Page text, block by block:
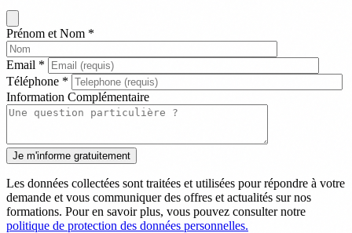
Prénom et Nom *
Email *
Téléphone *
Information Complémentaire
Les données collectées sont traitées et utilisées pour répondre à votre
demande et vous communiquer des offres et actualités sur nos
formations. Pour en savoir plus, vous pouvez consulter notre
politique de protection des données personnelles.